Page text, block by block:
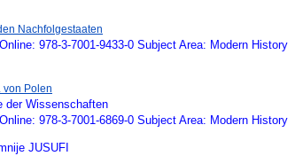
Nachfolgestaaten
978-3-7001-9433-0 Subject Area: Modern History
von Polen
der Wissenschaften
978-3-7001-6869-0 Subject Area: Modern History
JUSUFI